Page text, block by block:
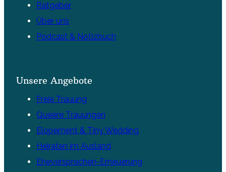
Ratgeber
Über uns
Podcast & Notizbuch
Unsere Angebote
Freie Trauung
Queere Trauungen
Elopement & Tiny Wedding
Heiraten im Ausland
Eheversprechen-Erneuerung